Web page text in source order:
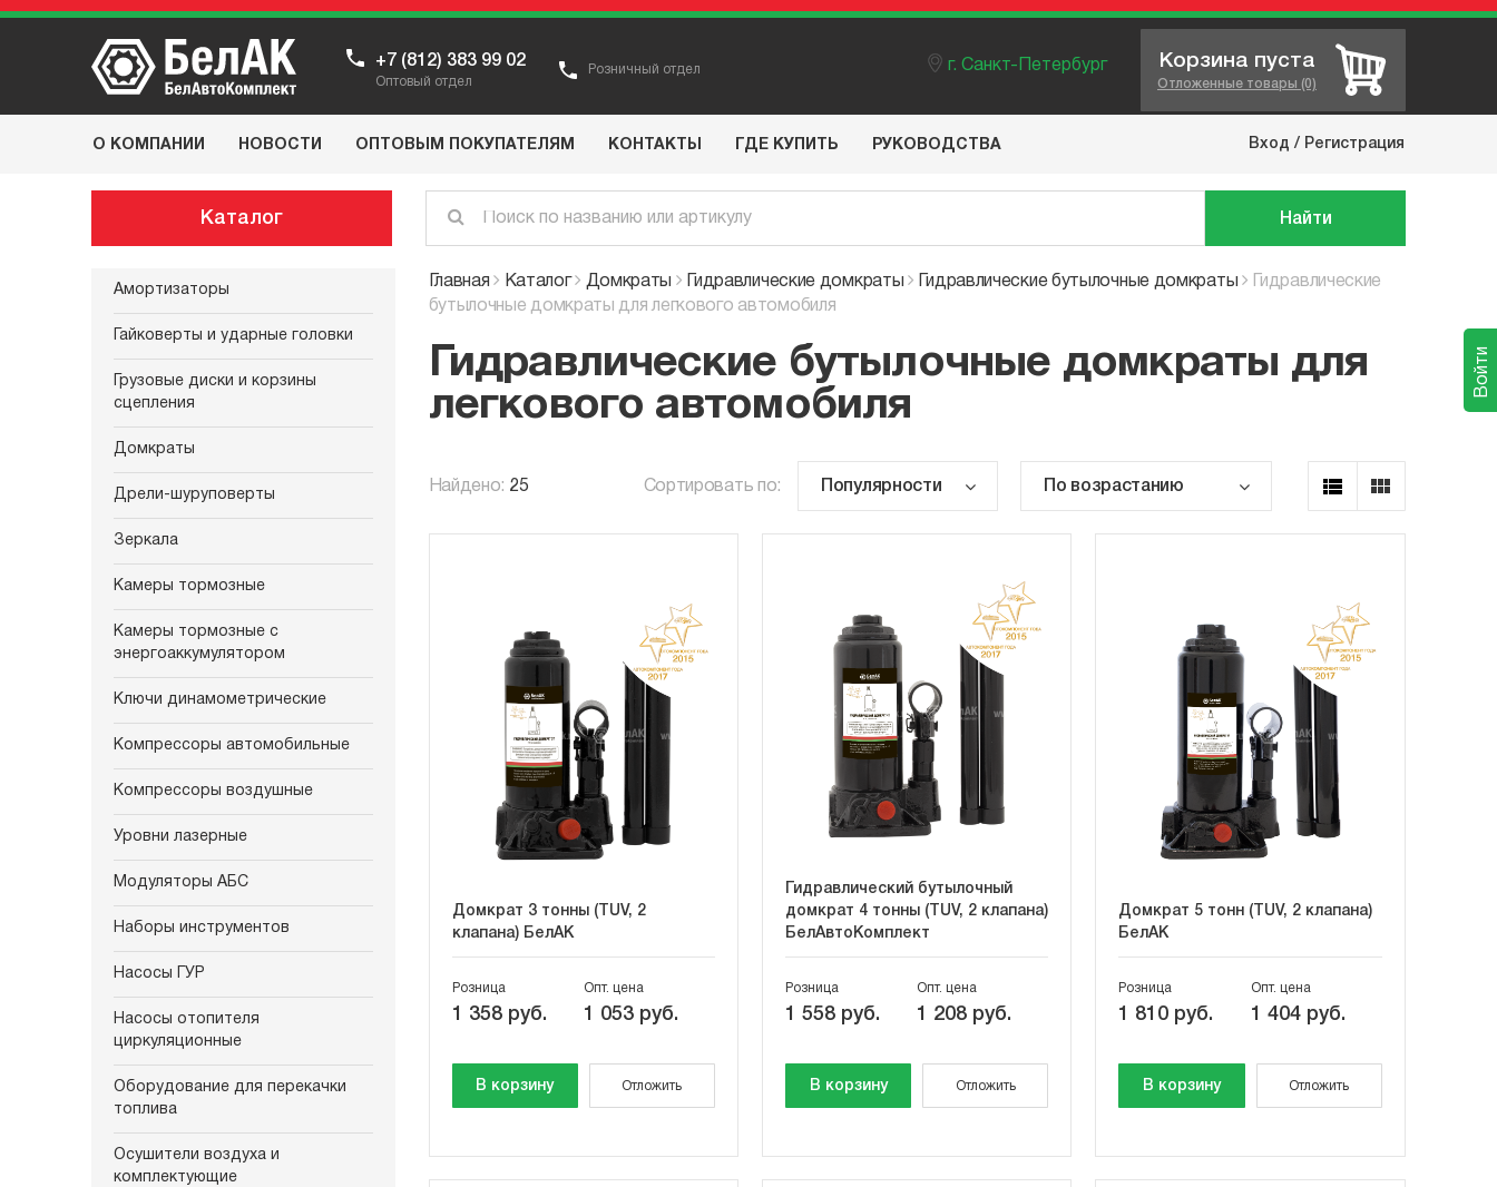
+7 (812) 383 99 02
Оптовый отдел
Розничный отдел г. Санкт-Петербург Корзина пуста
Отложенные товары (0)
О КОМПАНИИ НОВОСТИ ОПТОВЫМ ПОКУПАТЕЛЯМ КОНТАКТЫ ГДЕ КУПИТЬ РУКОВОДСТВА Вход / Регистрация
Каталог Найти
Амортизаторы
Гайковерты и ударные головки
Грузовые диски и корзины
сцепления
Домкраты
Дрели-шуруповерты
Зеркала
Камеры тормозные
Камеры тормозные с
энергоаккумулятором
Ключи динамометрические
Компрессоры автомобильные
Компрессоры воздушные
Уровни лазерные
Модуляторы АБС
Наборы инструментов
Насосы ГУР
Насосы отопителя
циркуляционные
Оборудование для перекачки
топлива
Осушители воздуха и
комплектующие
Главная Каталог Домкраты Гидравлические домкраты Гидравлические бутылочные домкраты
Гидравлические
бутылочные домкраты для легкового автомобиля
Гидравлические бутылочные домкраты для
легкового автомобиля
Найдено: 25 Сортировать по:
Домкрат 3 тонны (TUV, 2
клапана) БелАК
Розница
1 358 руб.
Опт. цена
1 053 руб.
В корзину Отложить
Гидравлический бутылочный
домкрат 4 тонны (TUV, 2 клапана)
БелАвтоКомплект
Розница
1 558 руб.
Опт. цена
1 208 руб.
В корзину Отложить
Домкрат 5 тонн (TUV, 2 клапана)
БелАК
Розница
1 810 руб.
Опт. цена
1 404 руб.
В корзину Отложить
Войти